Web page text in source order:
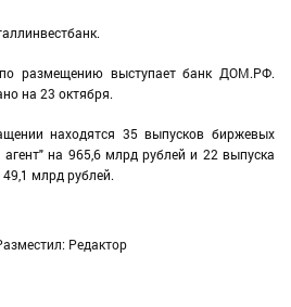
размещению выступает банк ДОМ.РФ.
на 23 октября.
находятся 35 выпусков биржевых
на 965,6 млрд рублей и 22 выпуска
млрд рублей.
Редактор